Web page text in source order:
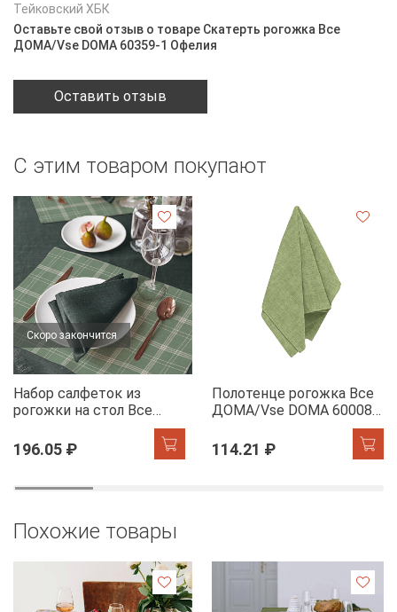
Тейковский ХБК
Оставьте свой отзыв о товаре Скатерть рогожка Все
ДОМА/Vse DOMA 60359-1 Офелия
Оставить отзыв
С этим товаром покупают
Скоро закончится
Набор салфеток из
рогожки на стол Все
ДОМА/Vse DOMA 60165-
1 Камилла
196.05 ₽
Полотенце рогожка Все
ДОМА/Vse DOMA 60008-
114.21 ₽
Похожие товары